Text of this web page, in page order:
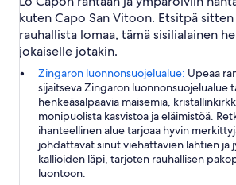
kuten Capo San Vitoon. Etsitpä
rauhallista lomaa, tämä sisilialainen
jokaiselle jotakin.
Zingaron luonnonsuojelualue: Upeaa
sijaitseva Zingaron luonnonsuojelualue
henkeäsalpaavia maisemia,
monipuolista kasvistoa ja eläimistöä.
ihanteellinen alue tarjoaa hyvin
johdattavat sinut viehättävien lahtien ja
kallioiden läpi, tarjoten rauhallisen
luontoon.